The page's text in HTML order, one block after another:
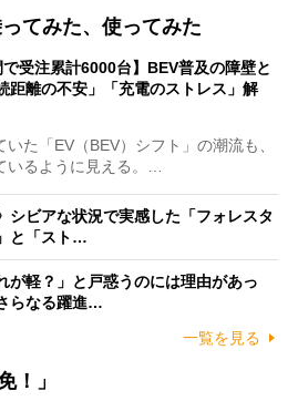
てみた、使ってみた
で受注累計6000台】BEV普及の障壁と
距離の不安」「充電のストレス」解
た「EV（BEV）シフト」の潮流も、
いるように見える。…
シビアな状況で実感した「フォレスタ
と「スト…
が軽？」と戸惑うのには理由があっ
らなる躍進…
一覧を見る
！」